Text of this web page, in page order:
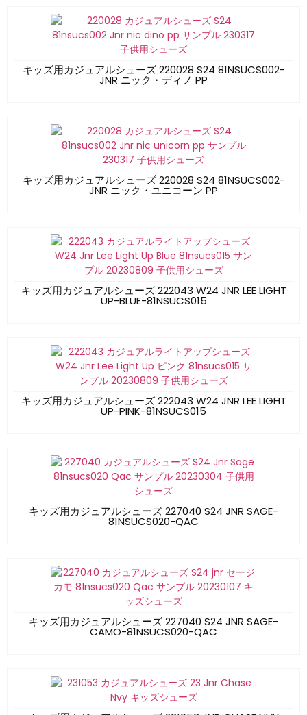
キッズ用カジュアルシューズ 220028 S24 81NSUCS002-
JNR ニック・ディノ PP
キッズ用カジュアルシューズ 220028 S24 81NSUCS002-
JNR ニック・ユニコーン PP
キッズ用カジュアルシューズ 222043 W24 JNR LEE LIGHT
UP-BLUE-81NSUCS015
キッズ用カジュアルシューズ 222043 W24 JNR LEE LIGHT
UP-PINK-81NSUCS015
キッズ用カジュアルシューズ 227040 S24 JNR SAGE-
81NSUCS020-QAC
キッズ用カジュアルシューズ 227040 S24 JNR SAGE-
CAMO-81NSUCS020-QAC